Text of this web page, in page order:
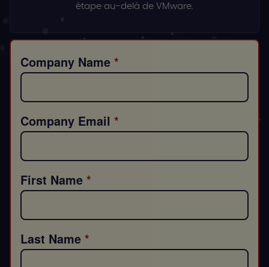
étape au-delà de VMware.
Company Name
Company Email
First Name
Last Name